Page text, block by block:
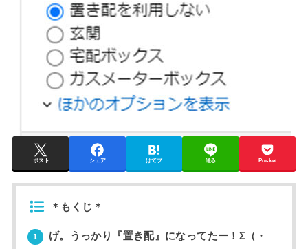
ポスト シェア はてブ 送る Pocket
＊もくじ＊
1
げ。うっかり『置き配』になってたー！Σ（・